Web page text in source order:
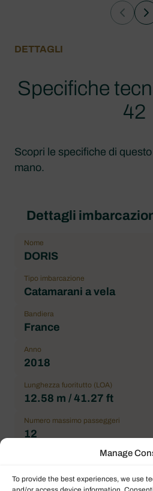
Manage
To provide the best experiences, we use
DETTAGLI
Specifiche
42
Scopri le specifiche di
mano.
Dettagli
Nome
DORIS
Tipo imbarcazione
Catamarani a vela
Bandiera
France
Anno
2018
Lunghezza fuoritutto (LOA)
12.58 m / 41.27 ft
Numero massimo passeggeri
12